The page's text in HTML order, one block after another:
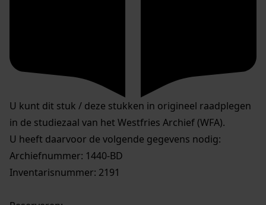
U kunt dit stuk / deze stukken in origineel raadplegen
in de studiezaal van het Westfries Archief (WFA).
U heeft daarvoor de volgende gegevens nodig:
Archiefnummer: 1440-BD
Inventarisnummer: 2191